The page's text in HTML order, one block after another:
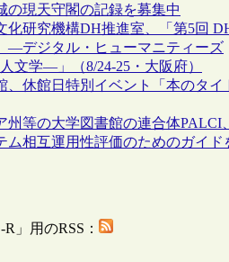
の現天守閣の記録を募集中
化研究機構DH推進室、「第5回
―デジタル・ヒューマニティーズ
文学―」（8/24-25・大阪府）
、休館日特別イベント「本のタイ
等の大学図書館の連合体PALCI、
ム相互運用性評価のためのガイド
」用のRSS：